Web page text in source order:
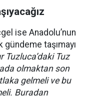
ise Anadolu’nun
taşımayı
Tuzluca’daki Tuz
olmaktan son
gelmeli ve bu
Buradan